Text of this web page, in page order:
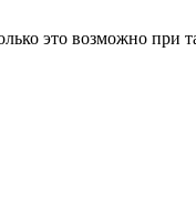
это возможно при